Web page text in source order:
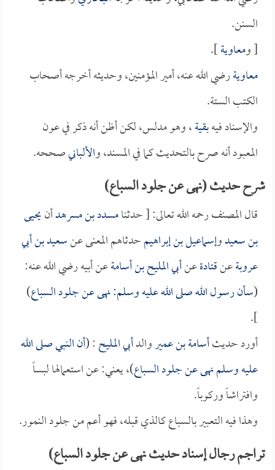
السنن.
[ ومعاوية].
معاويةرضي الله عنه، أمير المؤمنين، وحديثه أخرجه أصحاب
الكتب الستة.
والإسناد فيهبقية، وهو مدلس، لكن أظن أنه ذكر في عون
المعبود أنه صرح بالتحديث كما في المسند، والألبانيصححه.
شرح حديث (نهى عن جلود السباع)
قال المصنف رحمه الله تعالى: [ حدثنامسدد بن مسرهدأنيحيى
بن سعيدوإسماعيل بن إبراهيمحدثاهم المعنى عنسعيد بن أبي
عروبةعنقتادةعنأبي المليح بن أسامةعن أبيه رضي الله عنه:
(سأن رسول الله صلى الله عليه وسلم: نهى عن جلود السباع)
].
أورد حديثأسامة بن عميروالدأبي المليح: (أن النبي صلى الله
عليه وسلم نهى عن جلود السباع)، يعني: عن استعمالها لبساً
وافتراشاً وركوباً.
وهذا فيه التعبير بالسباع كالذي قبله، فهو أعم من جلود النمور.
تراجم رجال إسناد حديث نهى عن جلود السباع)